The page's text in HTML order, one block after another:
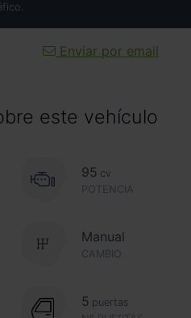
este vehículo
95 cv
POTENCIA
CAMBIO
Manual
5 puertas
Enviar por email